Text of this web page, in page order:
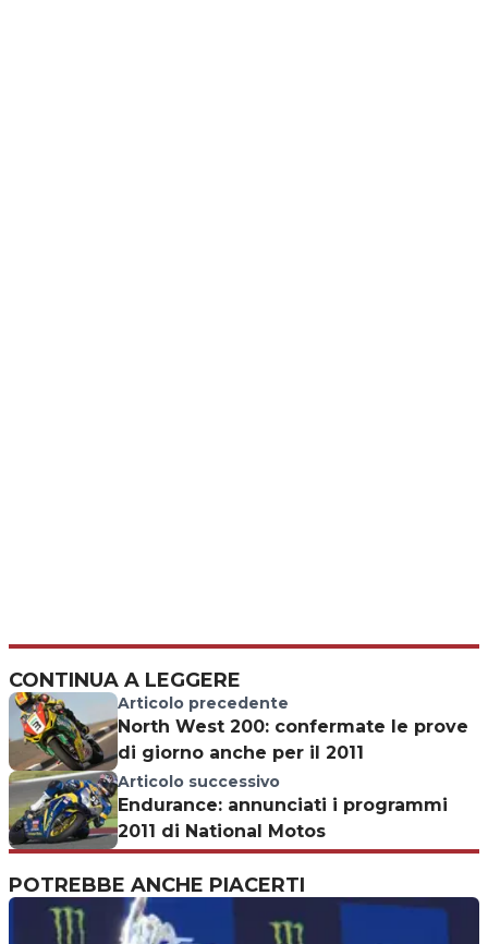
CONTINUA A LEGGERE
Articolo precedente
North West 200: confermate le prove
di giorno anche per il 2011
Articolo successivo
Endurance: annunciati i programmi
2011 di National Motos
POTREBBE ANCHE PIACERTI